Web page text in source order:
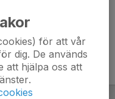
för att vår
dig. De används
att hjälpa oss att